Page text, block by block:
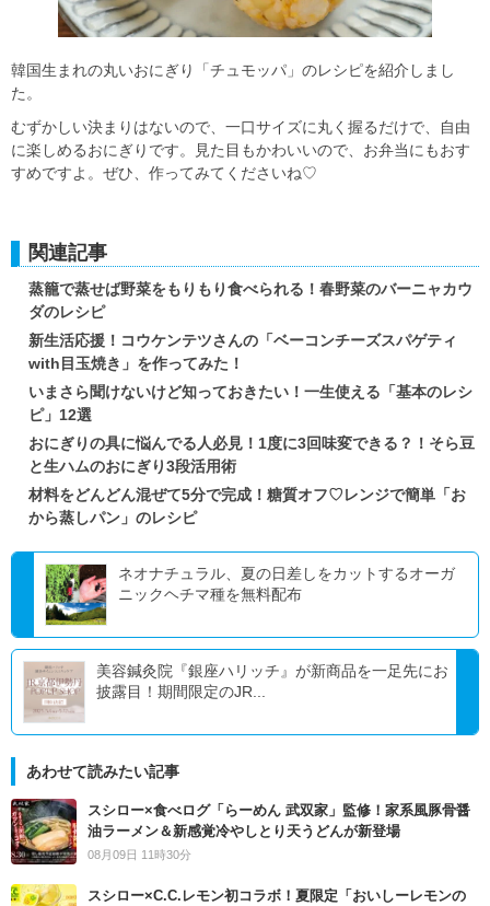
韓国生まれの丸いおにぎり「チュモッパ」のレシピを紹介しまし
た。
むずかしい決まりはないので、一口サイズに丸く握るだけで、自由
に楽しめるおにぎりです。見た目もかわいいので、お弁当にもおす
すめですよ。ぜひ、作ってみてくださいね♡
関連記事
蒸籠で蒸せば野菜をもりもり食べられる！春野菜のバーニャカウ
ダのレシピ
新生活応援！コウケンテツさんの「ベーコンチーズスパゲティ
with目玉焼き」を作ってみた！
いまさら聞けないけど知っておきたい！一生使える「基本のレシ
ピ」12選
おにぎりの具に悩んでる人必見！1度に3回味変できる？！そら豆
と生ハムのおにぎり3段活用術
材料をどんどん混ぜて5分で完成！糖質オフ♡レンジで簡単「お
から蒸しパン」のレシピ
ネオナチュラル、夏の日差しをカットするオーガ
ニックヘチマ種を無料配布
美容鍼灸院『銀座ハリッチ』が新商品を一足先にお
披露目！期間限定のJR...
あわせて読みたい記事
スシロー×食べログ「らーめん 武双家」監修！家系風豚骨醤
油ラーメン＆新感覚冷やしとり天うどんが新登場
08月09日 11時30分
スシロー×C.C.レモン初コラボ！夏限定「おいしーレモンの